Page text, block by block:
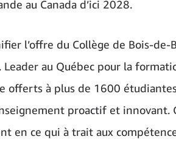
au Canada d’ici 2028.
l’offre du Collège de Bois-
au Québec pour la
offerts à plus de 1600
proactif et
en ce qui à trait aux